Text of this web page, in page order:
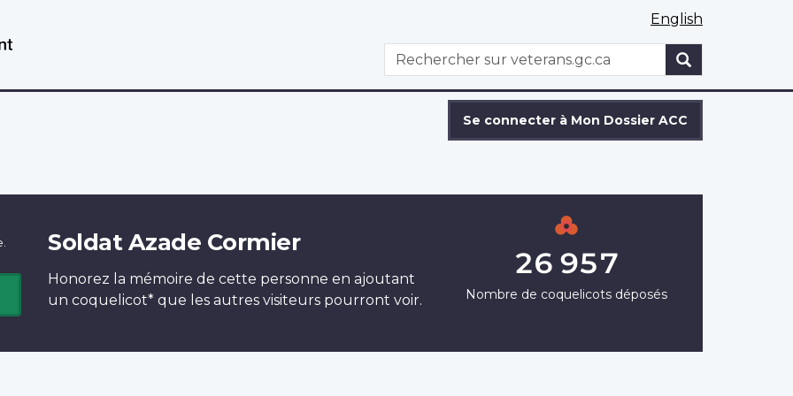
English
WxT
Search
Rechercher
Se connecter à Mon Dossier ACC
Soldat Azade Cormier
Honorez la mémoire de cette personne en ajoutant
un coquelicot* que les autres visiteurs pourront voir.
26 957
Nombre de coquelicots déposés